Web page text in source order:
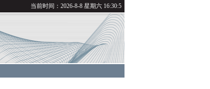
当前时间： 2026-8-8 星期六 16:30:6